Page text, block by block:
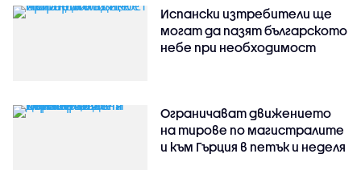
Испански изтребители ще
могат да пазят българското
небе при необходимост
Ограничават движението
на тирове по магистралите
и към Гърция в петък и неделя